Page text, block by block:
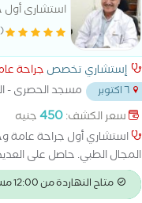
استشارى أول
(9 تقييم)
إستشاري تخصص جراحة
مسجد الحصرى -
سعر الكشف:450جنيه
استشاري أول جراحة عامة
المجال الطبي. حاصل على
مع سجل مهني حافل في تشخيص
المرموقة، وشارك في برامج
متاح النهاردة من 12:00 مساءً